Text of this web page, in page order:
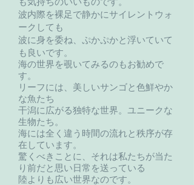
波内際を裸足で静かにサイレントウォ
ークしても
波に身を委ね、ぷかぷかと浮いていて
も良いです。
海の世界を覗いてみるのもお勧めで
す。
リーフには、美しいサンゴと色鮮やか
な魚たち
干潟に広がる独特な世界。ユニークな
生物たち。
海には全く違う時間の流れと秩序が存
在しています。
驚くべきことに、それは私たちが当た
り前だと思い日常を送っている
陸よりも広い世界なのです。